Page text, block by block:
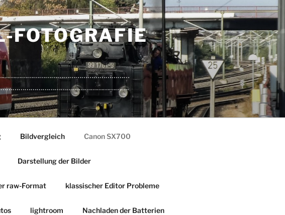
FOTOGRAFIE
Bildvergleich Canon SX700
Darstellung der Bilder
raw-Format klassischer Editor Probleme
lightroom Nachladen der Batterien